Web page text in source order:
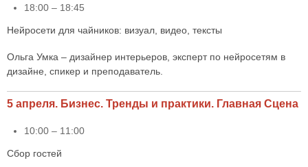
18:00 – 18:45
Нейросети для чайников: визуал, видео, тексты
Ольга Умка – дизайнер интерьеров, эксперт по нейросетям в
дизайне, спикер и преподаватель.
5 апреля. Бизнес. Тренды и практики. Главная Сцена
10:00 – 11:00
Сбор гостей